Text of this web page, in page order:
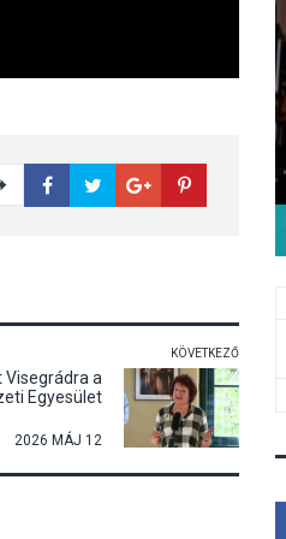
KÖVETKEZŐ
a
Egyesület
2026 MÁJ 12